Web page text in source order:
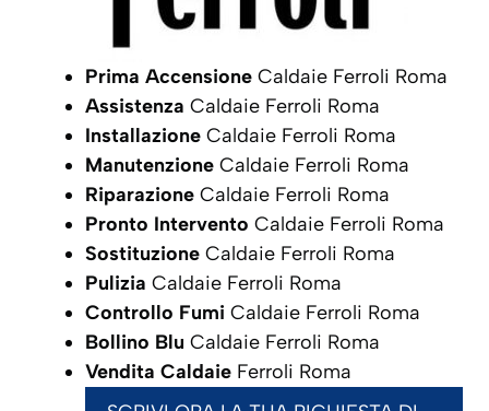
Prima Accensione Caldaie Ferroli Roma
Assistenza Caldaie Ferroli Roma
Installazione Caldaie Ferroli Roma
Manutenzione Caldaie Ferroli Roma
Riparazione Caldaie Ferroli Roma
Pronto Intervento Caldaie Ferroli Roma
Sostituzione Caldaie Ferroli Roma
Pulizia Caldaie Ferroli Roma
Controllo Fumi Caldaie Ferroli Roma
Bollino Blu Caldaie Ferroli Roma
Vendita Caldaie Ferroli Roma